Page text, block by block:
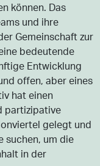
können. Das
und ihre
Gemeinschaft zur
bedeutende
Entwicklung
offen, aber eines
hat einen
partizipative
gelegt und
suchen, um die
in der